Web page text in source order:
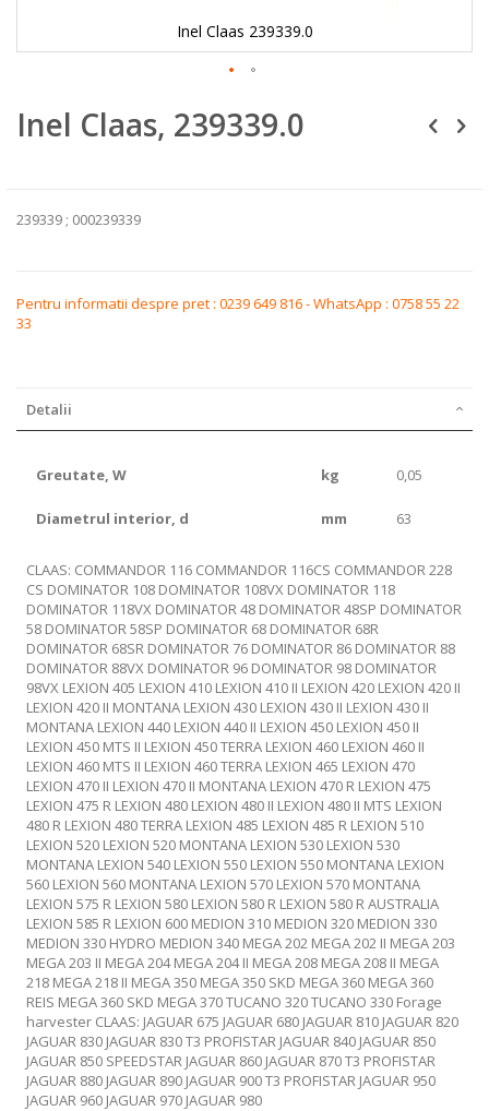
Inel Claas 239339.0
to
the
images
Inel Claas, 239339.0
239339 ; 000239339
Pentru informatii despre pret : 0239 649 816 - WhatsApp : 0758 55 22
33
Detalii
parametrii
Greutate, W kg 0,05
Diametrul interior, d mm 63
CLAAS: COMMANDOR 116 COMMANDOR 116CS COMMANDOR 228
CS DOMINATOR 108 DOMINATOR 108VX DOMINATOR 118
DOMINATOR 118VX DOMINATOR 48 DOMINATOR 48SP DOMINATOR
58 DOMINATOR 58SP DOMINATOR 68 DOMINATOR 68R
DOMINATOR 68SR DOMINATOR 76 DOMINATOR 86 DOMINATOR 88
DOMINATOR 88VX DOMINATOR 96 DOMINATOR 98 DOMINATOR
98VX LEXION 405 LEXION 410 LEXION 410 II LEXION 420 LEXION 420 II
LEXION 420 II MONTANA LEXION 430 LEXION 430 II LEXION 430 II
MONTANA LEXION 440 LEXION 440 II LEXION 450 LEXION 450 II
LEXION 450 MTS II LEXION 450 TERRA LEXION 460 LEXION 460 II
LEXION 460 MTS II LEXION 460 TERRA LEXION 465 LEXION 470
LEXION 470 II LEXION 470 II MONTANA LEXION 470 R LEXION 475
LEXION 475 R LEXION 480 LEXION 480 II LEXION 480 II MTS LEXION
480 R LEXION 480 TERRA LEXION 485 LEXION 485 R LEXION 510
LEXION 520 LEXION 520 MONTANA LEXION 530 LEXION 530
MONTANA LEXION 540 LEXION 550 LEXION 550 MONTANA LEXION
560 LEXION 560 MONTANA LEXION 570 LEXION 570 MONTANA
LEXION 575 R LEXION 580 LEXION 580 R LEXION 580 R AUSTRALIA
LEXION 585 R LEXION 600 MEDION 310 MEDION 320 MEDION 330
MEDION 330 HYDRO MEDION 340 MEGA 202 MEGA 202 II MEGA 203
MEGA 203 II MEGA 204 MEGA 204 II MEGA 208 MEGA 208 II MEGA
218 MEGA 218 II MEGA 350 MEGA 350 SKD MEGA 360 MEGA 360
REIS MEGA 360 SKD MEGA 370 TUCANO 320 TUCANO 330 Forage
harvester CLAAS: JAGUAR 675 JAGUAR 680 JAGUAR 810 JAGUAR 820
JAGUAR 830 JAGUAR 830 T3 PROFISTAR JAGUAR 840 JAGUAR 850
JAGUAR 850 SPEEDSTAR JAGUAR 860 JAGUAR 870 T3 PROFISTAR
JAGUAR 880 JAGUAR 890 JAGUAR 900 T3 PROFISTAR JAGUAR 950
JAGUAR 960 JAGUAR 970 JAGUAR 980